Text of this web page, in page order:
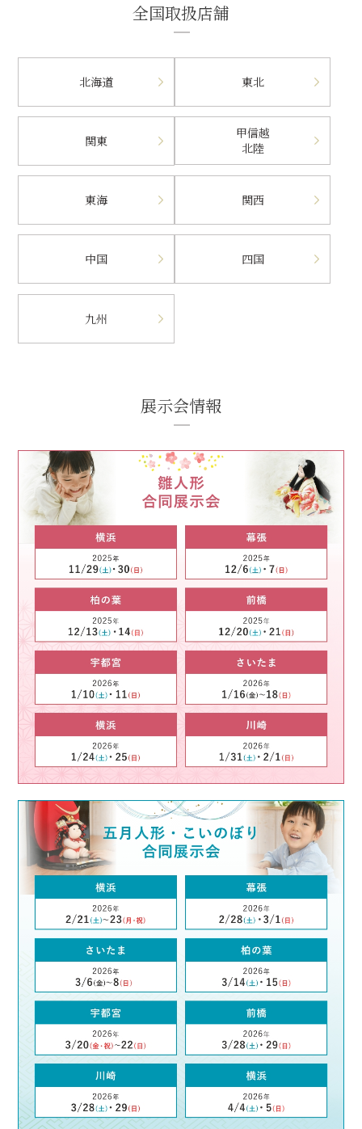
全国取扱店舗
北海道 東北
関東
甲信越
北陸
東海 関西
中国 四国
九州
展示会情報